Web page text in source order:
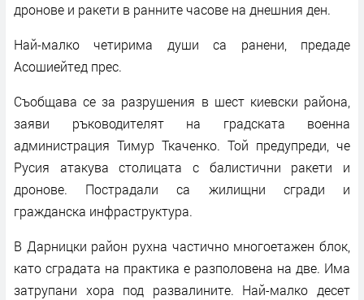
дронове и ракети в ранните часове на днешния ден.
Най-малко четирима души са ранени, предаде
Асошиейтед прес.
Съобщава се за разрушения в шест киевски района,
заяви ръководителят на градската военна
администрация Тимур Ткаченко. Той предупреди, че
Русия атакува столицата с балистични ракети и
дронове. Пострадали са жилищни сгради и
гражданска инфраструктура.
В Дарницки район рухна частично многоетажен блок,
като сградата на практика е разполовена на две. Има
затрупани хора под развалините. Най-малко десет